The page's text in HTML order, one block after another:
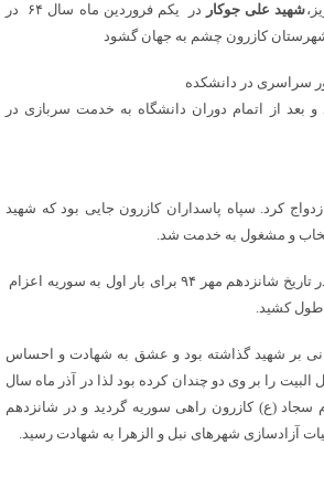
شهید علی جوکار
در یکم فروردین ماه سال ۶۴ در
شهرستان کازرون چشم به جهان گشود
سراسری در دانشکده
بعد از اتمام دوران دانشگاه به خدمت سربازی در
شهید جوکار در سال ۱۳۸۸ ازدواج کرد. سپاه پاسداران کازرون جایی بود که شهید
و مشغول به خدمت شد.
شهید علی جوکار داوطلبانه در تاریخ شانزدهم مهر ۹۴ برای بار اول به سوریه اعزام
بر شهید گذاشته بود و عشق به شهادت و احساس
را بر وی دو چندان کرده بود لذا در آذر ماه سال
سجاد (ع) کازرون راهی سوریه گردید و در شانزدهم